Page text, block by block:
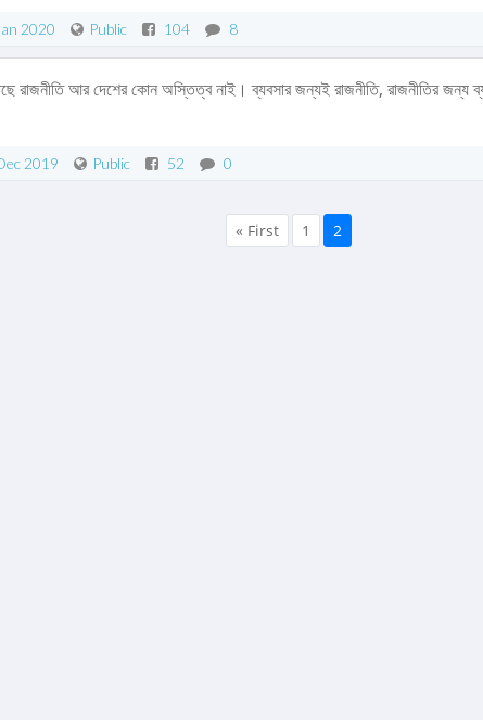
2020 Public 104 8
রাজনীতি আর দেশের কোন অস্তিত্ব নাই। ব্যবসার জন্যই রাজনীতি, রাজনীতির জন্য
2019 Public 52 0
« First 1 2